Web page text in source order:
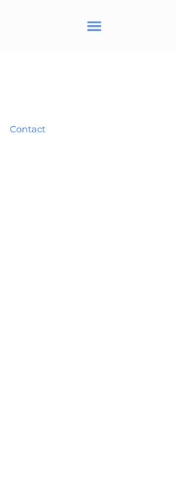
Contact